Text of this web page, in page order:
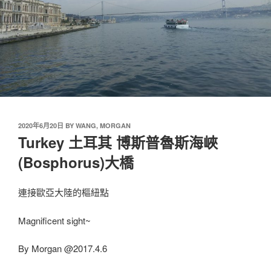
2020年6月20日 BY WANG, MORGAN
Turkey 土耳其 博斯普魯斯海峽
(Bosphorus)大橋
連接歐亞大陸的樞紐點
Magnificent sight~
By Morgan @2017.4.6